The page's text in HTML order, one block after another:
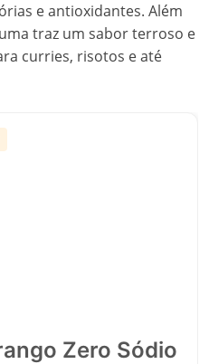
e antioxidantes. Além
traz um sabor terroso e
curries, risotos e até
Zero Sódio